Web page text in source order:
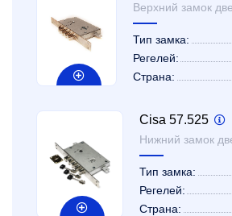
Верхний замок
Тип замка:
Регелей:
Страна:
Cisa 57.525
Нижний замок
Тип замка:
Регелей:
Страна: